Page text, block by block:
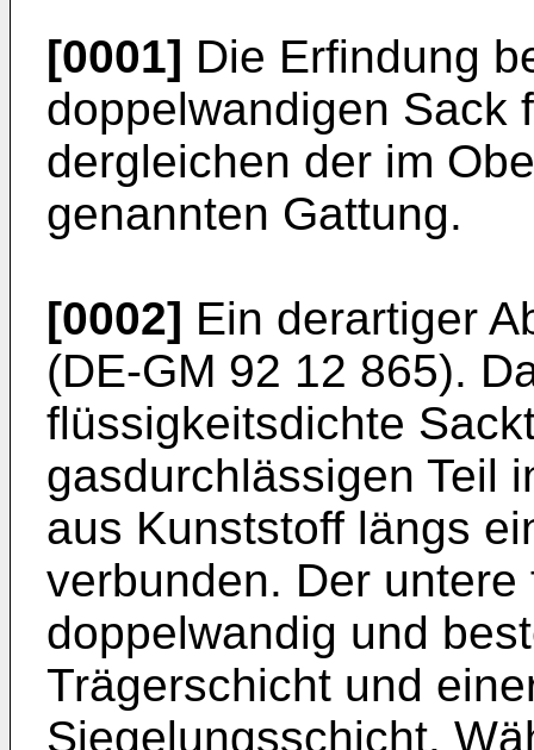
[0001] Die Erfindung
doppelwandigen Sack
dergleichen der im
genannten Gattung.
[0002] Ein derartiger
(DE-GM 92 12 865).
flüssigkeitsdichte
gasdurchlässigen Teil
aus Kunststoff längs
verbunden. Der
doppelwandig und
Trägerschicht und
Siegelungsschicht.